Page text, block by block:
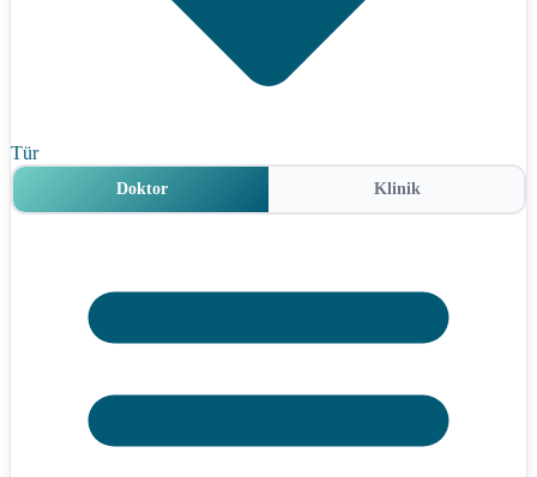
Tür
Doktor Klinik